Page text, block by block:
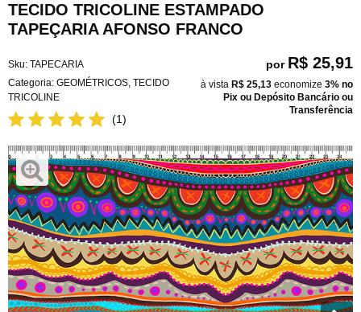
TECIDO TRICOLINE ESTAMPADO
TAPEÇARIA AFONSO FRANCO
Sku: TAPECARIA
Categoria: GEOMÉTRICOS TECIDO
TRICOLINE
(1)
por R$ 25,91
à vista R$ 25,13 economize 3% no
Pix ou Depósito Bancário ou
Transferência